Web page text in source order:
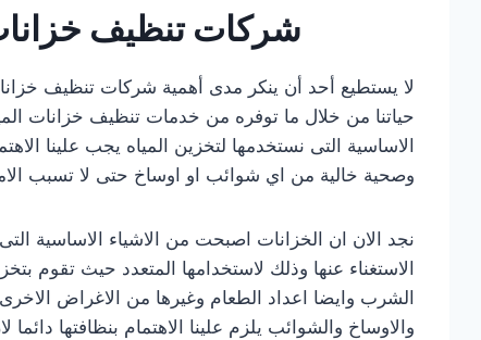
شركات تنظيف
لا يستطيع أحد أن ينكر مدى أهمية شركات تنظيف
حياتنا من خلال ما توفره من خدمات تنظيف خزانات
الاساسية التى نستخدمها لتخزين المياه يجب علينا
وصحية خالية من اي شوائب او اوساخ حتى لا تسبب
نجد الان ان الخزانات اصبحت من الاشياء الاساسية
الاستغناء عنها وذلك لاستخدامها المتعدد حيث تقوم
الشرب وايضا اعداد الطعام وغيرها من الاغراض الاخرى
والاوساخ والشوائب يلزم علينا الاهتمام بنظافتها